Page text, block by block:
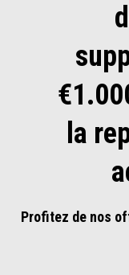
la
Profitez de nos